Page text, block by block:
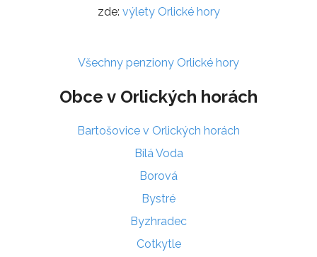
zde: výlety Orlické hory
Všechny penziony Orlické hory
Obce v Orlických horách
Bartošovice v Orlických horách
Bílá Voda
Borová
Bystré
Byzhradec
Cotkytle